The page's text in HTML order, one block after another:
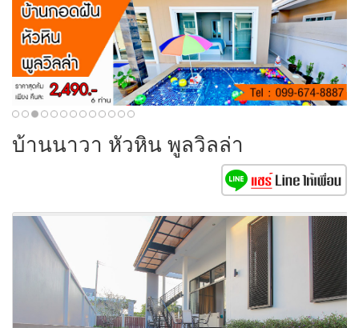
บ้านนาวา หัวหิน พูลวิลล่า